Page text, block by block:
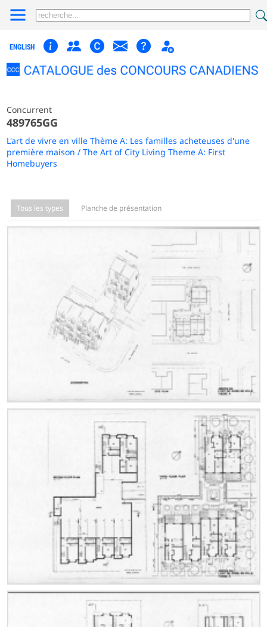
ENGLISH
Concurrent
489765GG
L'art de vivre en ville Thème A: Les familles acheteuses d'une
première maison / The Art of City Living Theme A: First
Homebuyers
Tous les types Planche de présentation